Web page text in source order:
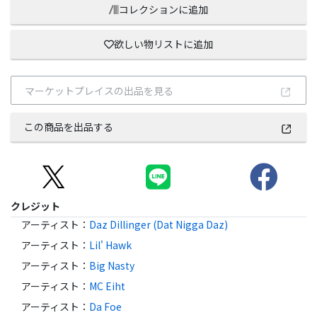
コレクションに追加
欲しい物リストに追加
マーケットプレイスの出品を見る
この商品を出品する
クレジット
アーティスト ： Daz Dillinger (Dat Nigga Daz)
アーティスト ： Lil' Hawk
アーティスト ： Big Nasty
アーティスト ： MC Eiht
アーティスト ： Da Foe